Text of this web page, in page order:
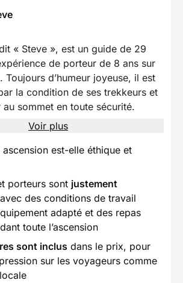
« Steve », est un guide de 29
de porteur de 8 ans sur
Toujours d’humeur joyeuse, il est
la condition de ses trekkeurs et
au sommet en toute sécurité.
Voir plus
est-elle éthique et
porteurs sont justement
des conditions de travail
adapté et des repas
toute l’ascension
sont inclus dans le prix, pour
sur les voyageurs comme